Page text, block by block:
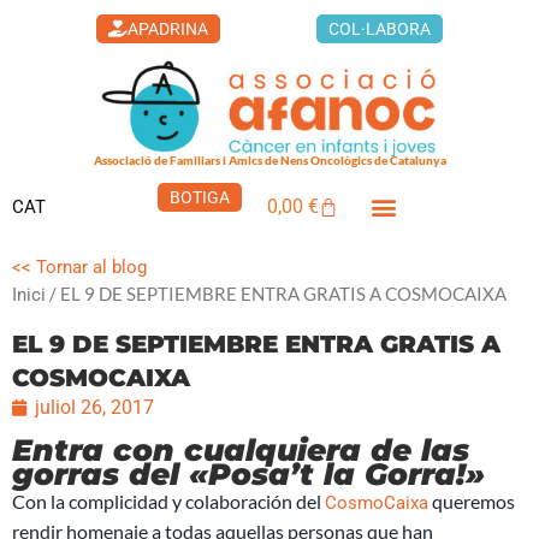
BOTIGA Cistella
<< Tornar al blog
/ EL 9 DE SEPTIEMBRE ENTRA GRATIS A COSMOCAIXA
EL 9 DE SEPTIEMBRE ENTRA GRATIS A
COSMOCAIXA
juliol 26, 2017
gorras del «Posa’t la Gorra!»
Con la complicidad y colaboración delCosmoCaixaqueremos
rendir homenaje a todas aquellas personas que han
colaborado desde hace años en cualquiera de las campañas
«Posa’t la Gorra«. Así que si vas este día al Cosmocaixa con
cualquiera de las gorras
anteriores de «Posa’t la Gorra» tendrás entrada libre al museo
y te invitaremos a hacer una actividad muy especial.